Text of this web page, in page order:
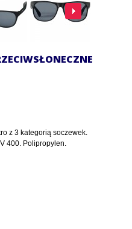
z 3 kategorią soczewek.
400. Polipropylen.